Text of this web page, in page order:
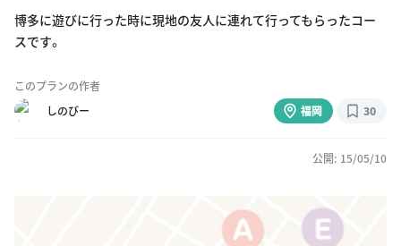
博多に遊びに行った時に現地の友人に連れて行ってもらったコー
スです。
このプランの作者
しのびー
福岡 30
公開: 15/05/10